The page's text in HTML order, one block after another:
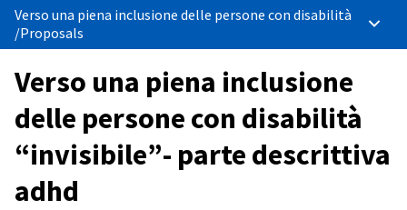
Verso una piena inclusione delle persone con disabilità
/Proposals Main
Verso una piena inclusione
delle persone con disabilità
“invisibile”- parte descrittiva
adhd